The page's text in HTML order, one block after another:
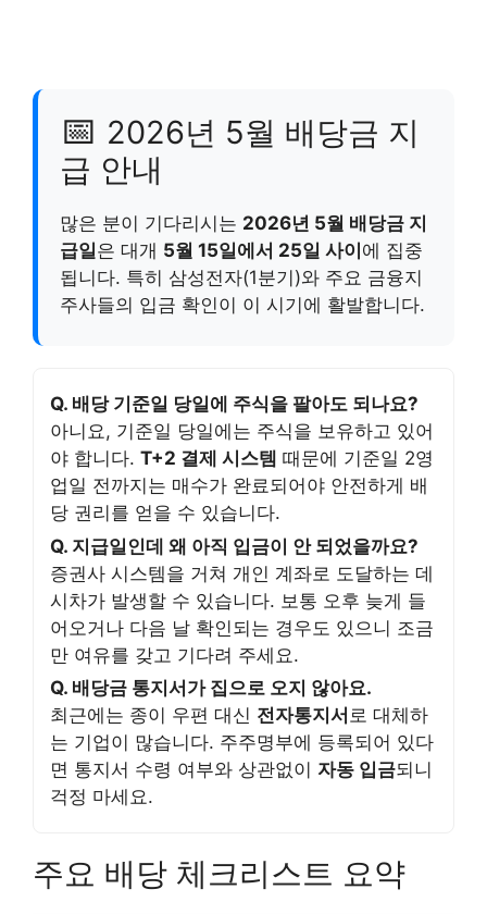
📅 2026년 5월 배당금 지
급 안내
많은 분이 기다리시는 2026년 5월 배당금 지
급일은 대개 5월 15일에서 25일 사이 에 집중
됩니다. 특히 삼성전자(1분기)와 주요 금융지
주사들의 입금 확인이 이 시기에 활발합니다.
Q. 배당 기준일 당일에 주식을 팔아도 되나요?
아니요, 기준일 당일에는 주식을 보유하고 있어
야 합니다. T+2 결제 시스템 때문에 기준일 2영
업일 전까지는 매수가 완료되어야 안전하게 배
당 권리를 얻을 수 있습니다.
Q. 지급일인데 왜 아직 입금이 안 되었을까요?
증권사 시스템을 거쳐 개인 계좌로 도달하는 데
시차가 발생할 수 있습니다. 보통 오후 늦게 들
어오거나 다음 날 확인되는 경우도 있으니 조금
만 여유를 갖고 기다려 주세요.
Q. 배당금 통지서가 집으로 오지 않아요.
최근에는 종이 우편 대신 전자통지서 로 대체하
는 기업이 많습니다. 주주명부에 등록되어 있다
면 통지서 수령 여부와 상관없이 자동 입금되니
걱정 마세요.
주요 배당 체크리스트 요약